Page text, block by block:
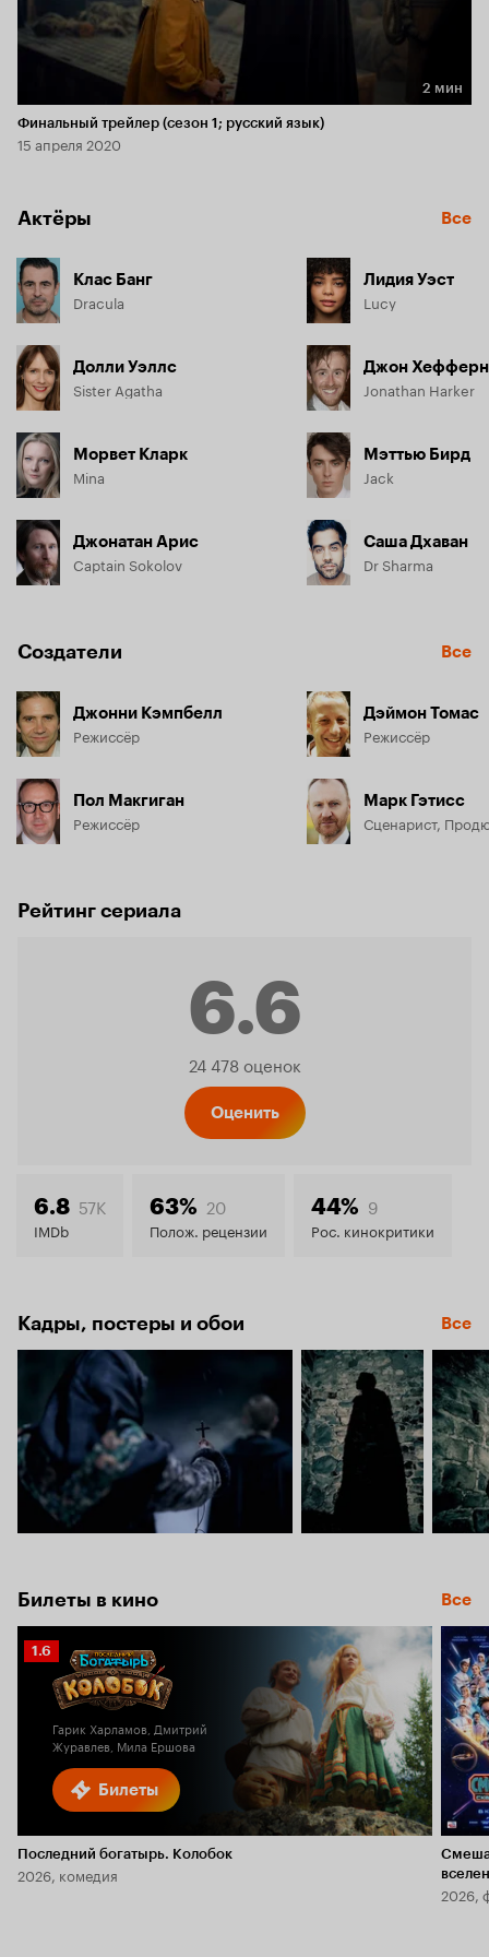
Длительность 2 мин
2 мин
Финальный трейлер (сезон 1; русский язык)
15 апреля 2020
Актёры Все
Клас Банг
Dracula
Долли Уэллс
Sister Agatha
Морвет Кларк
Mina
Джонатан Арис
Captain Sokolov
Лидия Уэст
Lucy
Джон
Jonathan Harker
Мэттью Бирд
Jack
Саша Дхаван
Dr Sharma
Создатели Все
Джонни Кэмпбелл
Режиссёр
Пол Макгиган
Режиссёр
Дэймон Томас
Режиссёр
Марк Гэтисс
Сценарист,
Рейтинг сериала
6.6
Рейтинг
6.6
24 478 оценок
Оценить
6.8 57K
IMDb
63% 20
Полож. рецензии
44% 9
Рос. кинокритики
Кадры, постеры и обои Все
Билеты в кино Все
Билеты
Рейтинг
Кинопоиска
1.6
Гарик Харламов, Дмитрий
Журавлев, Мила Ершова
Последний богатырь. Колобок
2026, комедия
2026,